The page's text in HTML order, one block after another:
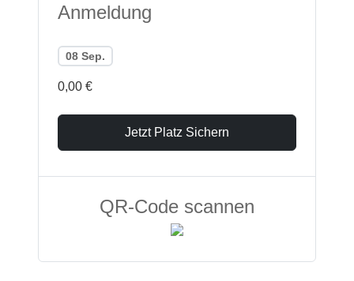
Anmeldung
08 Sep.
0,00 €
Jetzt Platz Sichern
QR-Code scannen